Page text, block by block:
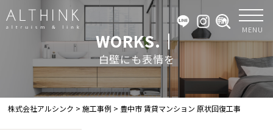
MENU
WORKS.｜
白壁にも表情を
株式会社アルシンク >施工事例 > 豊中市 賃貸マンション 原状回復工事